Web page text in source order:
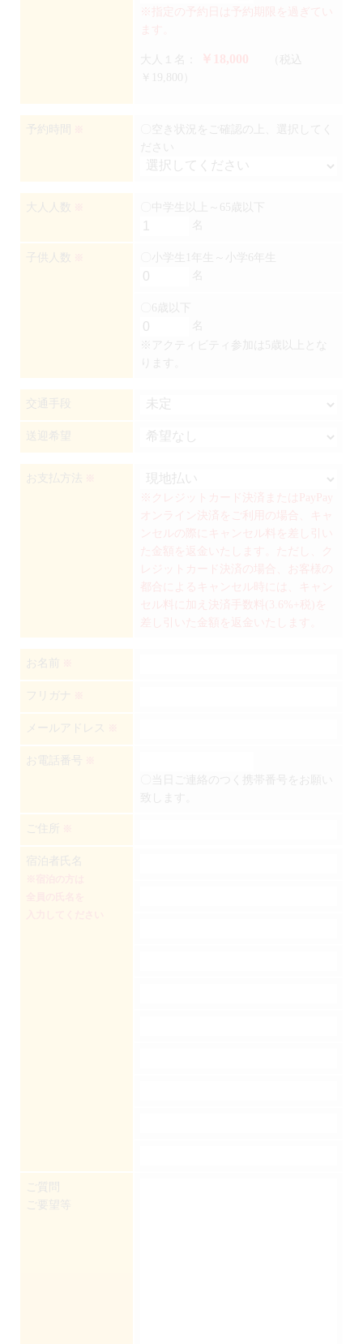
※指定の予約日は予約期限を過ぎてい
大人１名： ￥18,000
（税込
￥19,800）
予約時間
〇空き状況をご確認の上、選択してく
ださい
大人人数
〇中学生以上～65歳以下
名
子供人数
〇小学生1年生～小学6年生
名
〇6歳以下
名
※アクティビティ参加は5歳以上とな
交通手段
送迎希望
お支払方法
※クレジットカード決済またはPayPay
オンライン決済をご利用の場合、キャ
ンセルの際にキャンセル料を差し引い
た金額を返金いたします。ただし、ク
レジットカード決済の場合、お客様の
都合によるキャンセル時には、キャン
セル料に加え決済手数料(3.6%+税)を
差し引いた金額を返金いたします。
お名前
フリガナ
メールアドレス
お電話番号
〇当日ご連絡のつく携帯番号をお願い
致します。
ご住所
宿泊者氏名
ご要望等